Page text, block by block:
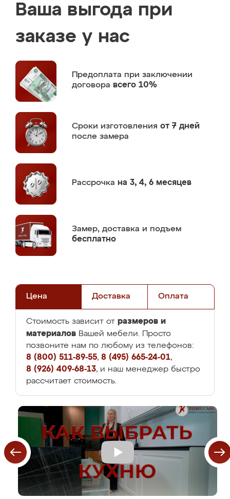
Ваша выгода при
заказе у нас
Предоплата при заключении
договора всего 10%
Сроки изготовления от 7 дней
после замера
Рассрочка на 3, 4, 6 месяцев
Замер, доставка и подъем
бесплатно
Цена Доставка Оплата
Стоимость зависит от размеров и
материалов Вашей мебели. Просто
позвоните нам по любому из телефонов:
8 (800) 511-89-55, 8 (495) 665-24-01,
8 (926) 409-68-13, и наш менеджер быстро
рассчитает стоимость.